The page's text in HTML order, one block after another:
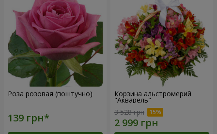
Роза розовая (поштучно) Корзина альстромерий
"Акварель"
3 528 грн